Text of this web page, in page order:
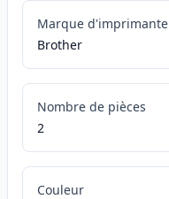
Marque d'imprimante
Brother
Nombre de pièces
2
Couleur